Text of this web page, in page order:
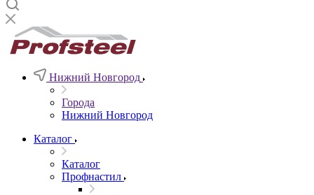
Нижний Новгород
Города
Нижний Новгород
Каталог
Каталог
Профнастил